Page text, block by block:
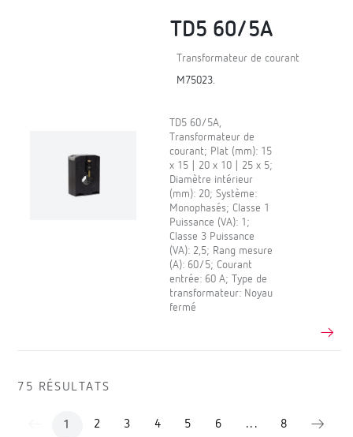
TD5 60/5A
Transformateur de courant
M75023.
TD5 60/5A,
Transformateur de
courant; Plat (mm): 15
x 15 | 20 x 10 | 25 x 5;
Diamètre intérieur
(mm): 20; Système:
Monophasés; Classe 1
Puissance (VA): 1;
Classe 3 Puissance
(VA): 2,5; Rang mesure
(A): 60/5; Courant
entrée: 60 A; Type de
transformateur: Noyau
fermé
75 RÉSULTATS
1 2 3 4 5 6 ... 8